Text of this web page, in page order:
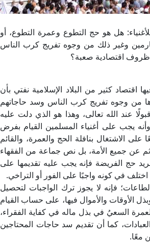
هل هو حج التطوع وعمرة التطوع، أو
وغير ذلك من وجوه تفريج كرب الناس
اقتصادية صعبة؟
كثير من البلاد الإسلامية نفتي بأن
من وجوه تفريج كرب الناس وسد حاجاتهم
عند الله تعالى، وهذا هو الذي دلت عليه
يجب على أغنياء المسلمين القيام بفرض
الاشتغال بنافلة الحج والعمرة، والقائم
عن جميع الأمة، بل نص جماعة من الفقهاء
حج الفريضة فإنه يجب عليه تقديمها على
في كونه واجبًا على الفور أو التراخي.
فإنه لا يجوز ترك الواجبات لتحصيل
الأوقات والأموال فيها، على حساب القيام
السعيُ في بذل ماله في كفاية الفقراء،
كما أن تقديم سد حاجات المحتاجين
معًا.